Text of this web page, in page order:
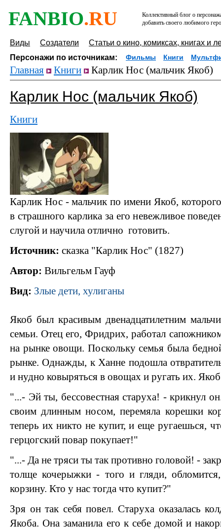
FANBIO.RU
Коллективный блог о
добавить своего любимого
Виды Создатели
Статьи о кино, комиксах, книгах и
Персонажи по источникам:
Фильмы Книги
Главная Книги Карлик Нос (мальчик Якоб)
Карлик Нос (мальчик Якоб)
Книги
Карлик Нос - мальчик по имени Якоб, которого
в страшного карлика за его невежливое
слугой и научила отлично готовить.
Источник: сказка "Карлик Нос" (1827)
Автор: Вильгельм Гауф
Вид: Злые дети, хулиганы
Якоб был красивым двенадцатилетним
семьи. Отец его, Фридрих, работал
на рынке овощи. Поскольку семья была
рынке. Однажды, к Ханне подошла
и нудно ковыряться в овощах и ругать их. Якоб
"...- Эй ты, бессовестная старуха! - крикнул
своим длинным носом, перемяла корешки
теперь их никто не купит, и еще ругаешься,
герцогский повар покупает!"
"...- Да не тряси ты так противно головой! -
толще кочерыжки - того и гляди,
корзину. Кто у нас тогда что купит?"
Зря он так себя повел. Старуха оказалась
Якоба. Она заманила его к себе домой и